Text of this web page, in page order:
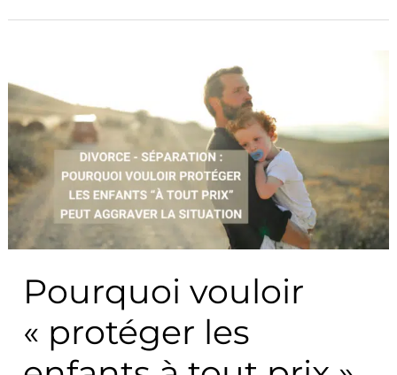
Pourquoi vouloir
« protéger les
Pourquoi
vouloir
« protéger
les
enfants
tout
prix »
peut
aggraver
le
divorce,